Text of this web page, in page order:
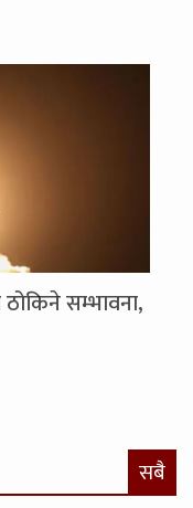
सम्भावना,
सबै